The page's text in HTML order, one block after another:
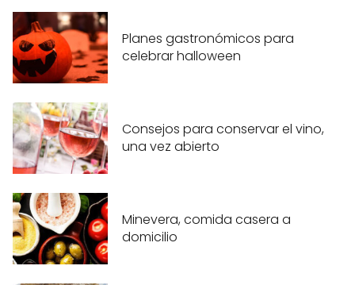
Planes gastronómicos para
celebrar halloween
Consejos para conservar el vino,
una vez abierto
Minevera, comida casera a
domicilio